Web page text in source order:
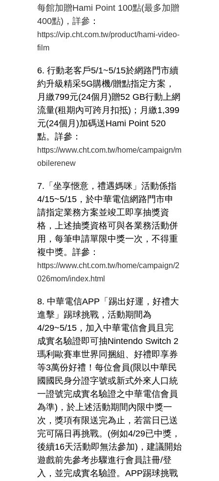
每館加贈Hami Point 100點(最多加贈
400點)，詳參 ：
https://vip.cht.com.tw/product/hami-video-
film
6. 行動老客戶5/1~5/15於網路門市續
約升級精采5G購機/贈點指定方案，
月繳799元(24個月 )贈52 GB行動上網
流量(租期內可跨月扣抵) ；月繳1,399
元(24個月 )加碼送Hami Point 520
點。詳參：
https://www.cht.com.tw/home/campaign/m
obilerenew
7.「坐享愜意，禮遇媽咪」活動係指
4/15~5/15 ，於中華電信網路門市申
請指定業務方案並竣工即享抽獎資
格，上述抽獎資格可與各業務活動併
用，每筆申請單限中獎一次，不得重
複中獎。詳參：
https://www.cht.com.tw/home/campaign/2
026mom/index.html
8. 中華電信APP 「踢出好運，好禮大
進擊」踢球挑戰，活動期間為
4/29~5/15 ，加入中華電信會員且完
成實名驗證即可抽Nintendo Switch 2
瑪利歐賽車世界同捆組、好禮即享券
等3萬份好禮！每位會員(限以中華民
國國民身分證字號或新式外來人口統
一證號完成實名驗證之中華電信會員
為準) ，於上述活動期間內限中獎一
次，獎項有限送完為止，若當日已送
完可隔日再挑戰。 (例如4/29已中獎，
後續16天活動即無法參加) ，建議開始
遊戲前先參考步驟進行會員註冊/登
入，並完成實名驗證。 APP踢球挑戰